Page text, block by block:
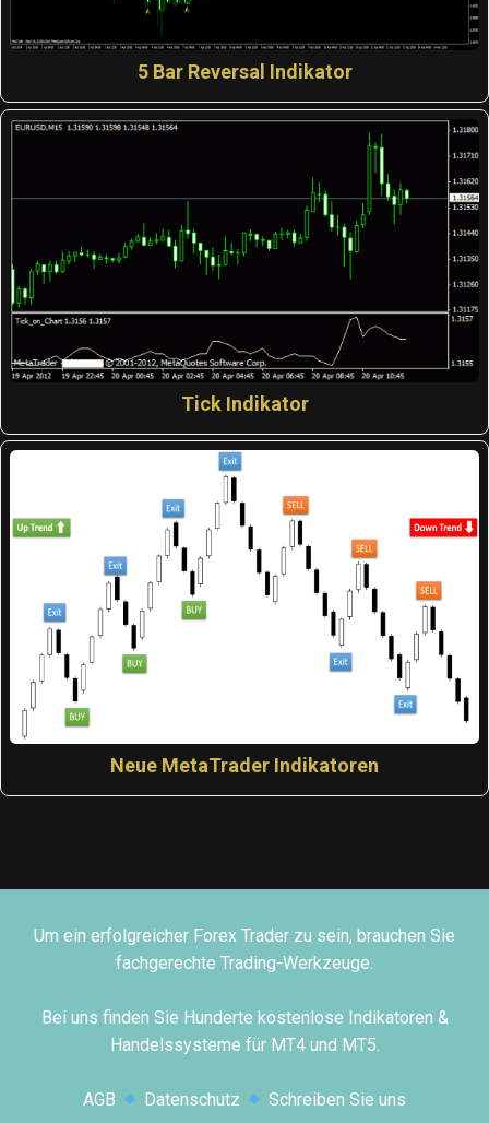
5 Bar Reversal Indikator
Tick Indikator
Neue MetaTrader Indikatoren
Um ein erfolgreicher Forex Trader zu sein, brauchen Sie
fachgerechte Trading-Werkzeuge.
Bei uns finden Sie Hunderte kostenlose Indikatoren &
Handelssysteme für MT4 und MT5.
AGB Datenschutz Schreiben Sie uns